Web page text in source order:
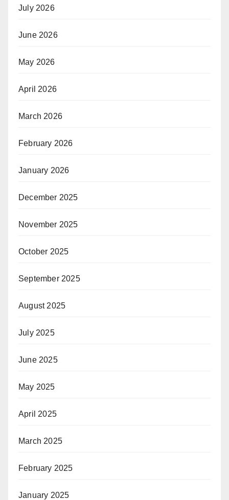
July 2026
June 2026
May 2026
April 2026
March 2026
February 2026
January 2026
December 2025
November 2025
October 2025
September 2025
August 2025
July 2025
June 2025
May 2025
April 2025
March 2025
February 2025
January 2025